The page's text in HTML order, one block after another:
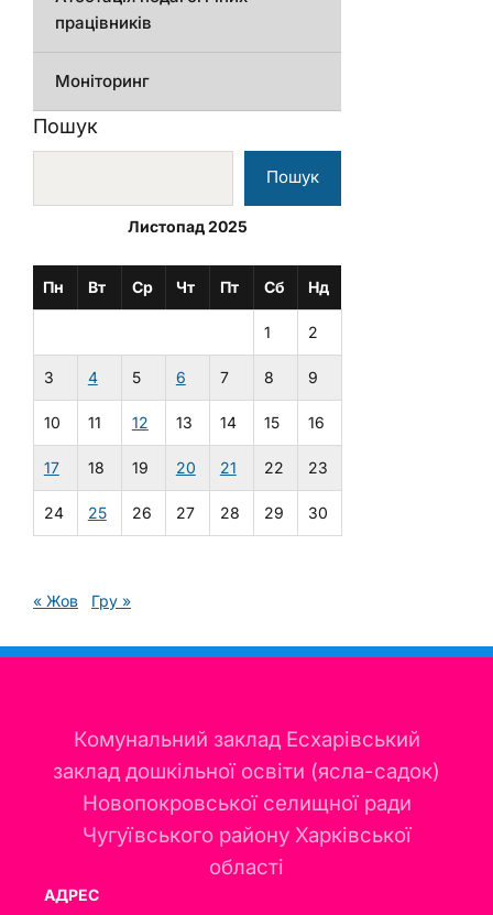
працівників
Моніторинг
Пошук
Пошук
Листопад 2025
Пн Вт Ср Чт Пт Сб Нд
1 2
3 4 5 6 7 8 9
10 11 12 13 14 15 16
17 18 19 20 21 22 23
24 25 26 27 28 29 30
« Жов Гру »
Комунальний заклад Есхарівський
заклад дошкільної освіти (ясла-садок)
Новопокровської селищної ради
Чугуївського району Харківської
області
АДРЕС